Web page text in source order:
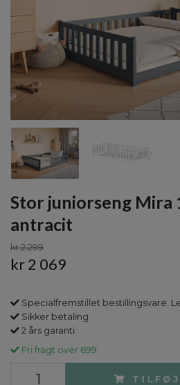
Stor juniorseng Mira
antracit
kr 2 299
kr 2 069
Specialfremstillet bestillingsvare.
Sikker betaling
2 års garanti
Fri fragt over 699